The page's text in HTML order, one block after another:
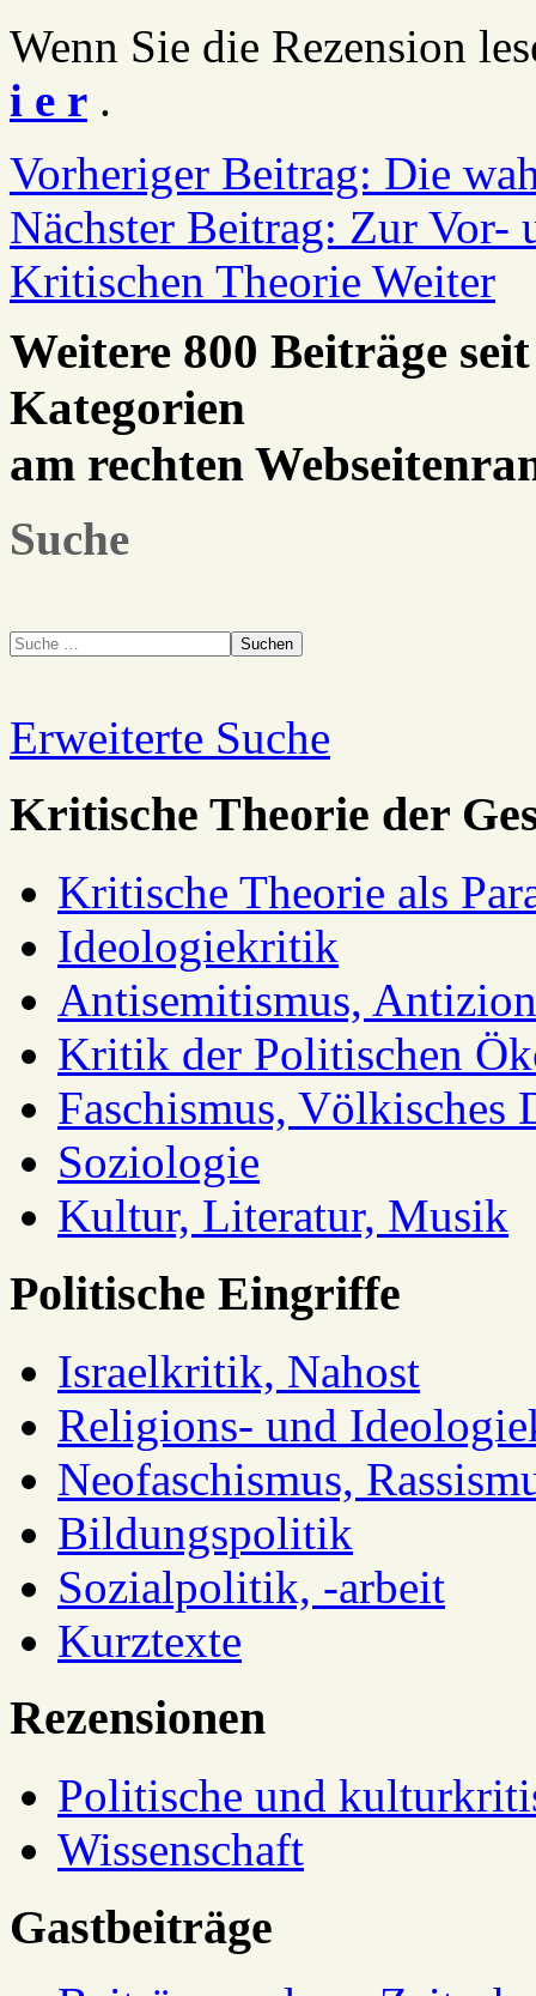
Wenn Sie die Rezension
i e r .
Vorheriger Beitrag: Die
Nächster Beitrag: Zur Vor-
Kritischen Theorie Weiter
Weitere 800 Beiträge
Kategorien
am rechten
Suche
Suchen
Erweiterte Suche
Kritische Theorie der
Kritische Theorie als
Ideologiekritik
Antisemitismus,
Kritik der Politischen
Faschismus, Völkisches
Soziologie
Kultur, Literatur, Musik
Politische Eingriffe
Israelkritik, Nahost
Religions- und
Neofaschismus,
Bildungspolitik
Sozialpolitik, -arbeit
Kurztexte
Rezensionen
Politische und
Wissenschaft
Gastbeiträge